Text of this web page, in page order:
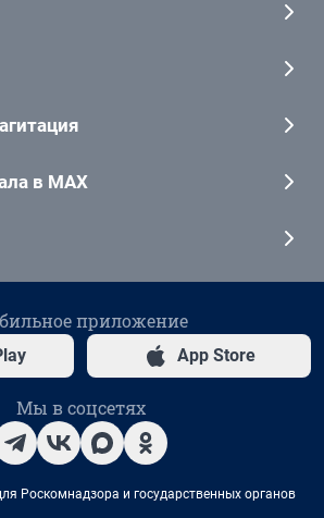
в MAX
приложение
App Store
Мы в соцсетях
Роскомнадзора и государственных органов